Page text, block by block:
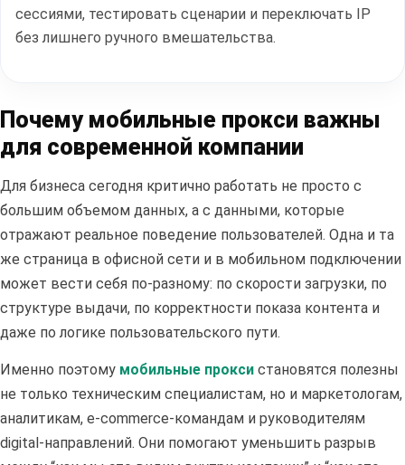
сессиями, тестировать сценарии и переключать IP
без лишнего ручного вмешательства.
Почему мобильные прокси важны
для современной компании
Для бизнеса сегодня критично работать не просто с
большим объемом данных, а с данными, которые
отражают реальное поведение пользователей. Одна и та
же страница в офисной сети и в мобильном подключении
может вести себя по-разному: по скорости загрузки, по
структуре выдачи, по корректности показа контента и
даже по логике пользовательского пути.
Именно поэтому мобильные прокси становятся полезны
не только техническим специалистам, но и маркетологам,
аналитикам, e-commerce-командам и руководителям
digital-направлений. Они помогают уменьшить разрыв